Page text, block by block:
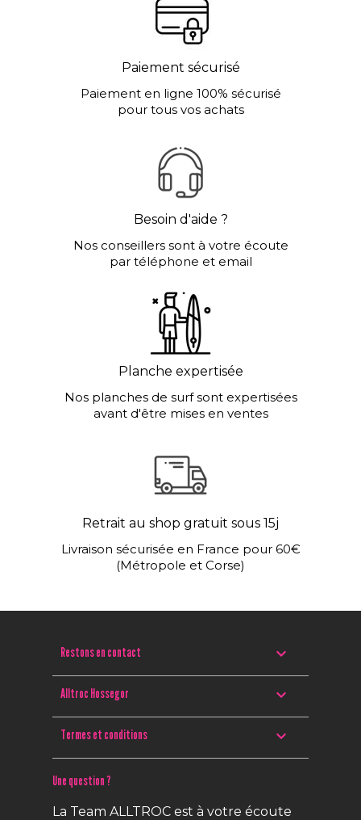
Paiement sécurisé
Paiement en ligne 100% sécurisé
pour tous vos achats
Besoin d'aide ?
Nos conseillers sont à votre écoute
par téléphone et email
Planche expertisée
Nos planches de surf sont expertisées
avant d'être mises en ventes
Retrait au shop gratuit sous 15j
Livraison sécurisée en France pour 60€
(Métropole et Corse)
Restons en contact 
Alltroc Hossegor 
Termes et conditions 
Une question ?
La Team ALLTROC est à votre écoute